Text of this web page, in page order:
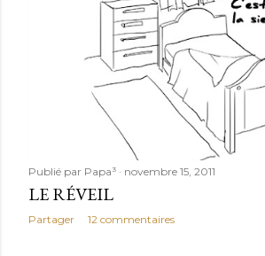
Publié par Papa³ novembre 15, 2011
LE RÉVEIL
Partager 12 commentaires